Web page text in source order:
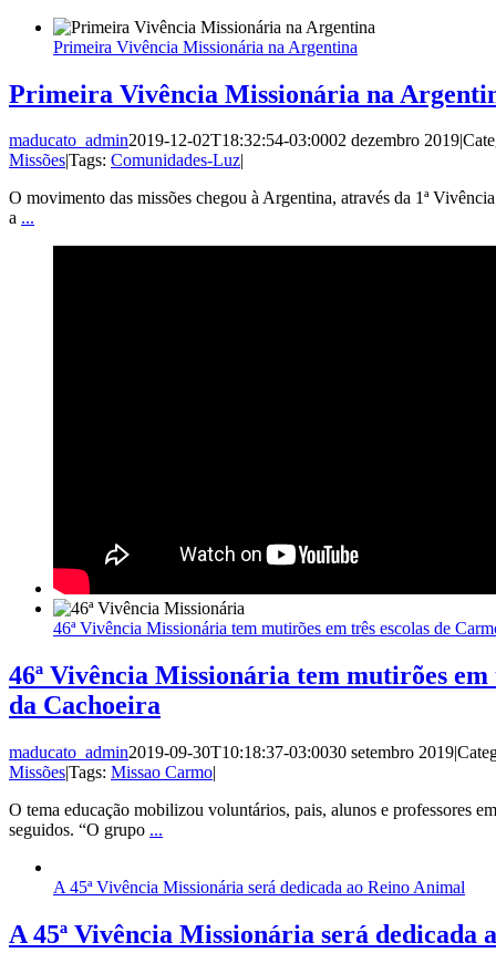
Primeira Vivência Missionária na Argentina
Primeira Vivência Missionária na
maducato_admin2019-12-02T18:32:54-03:0002 dezembro 2019|
Missões|Tags: Comunidades-Luz|
O movimento das missões chegou à Argentina, através da 1ª
a ...
46ª Vivência Missionária tem mutirões em três escolas de
46ª Vivência Missionária tem mutirões em
da Cachoeira
maducato_admin2019-09-30T10:18:37-03:0030 setembro 2019|
Missões|Tags: Missao Carmo|
O tema educação mobilizou voluntários, pais, alunos e professores
seguidos. “O grupo ...
A 45ª Vivência Missionária será dedicada ao Reino Animal
A 45ª Vivência Missionária será dedicada